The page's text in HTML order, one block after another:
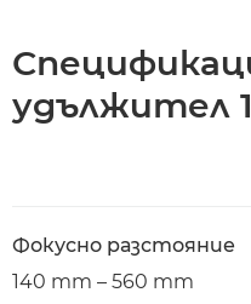
удължител
Фокусно разстояние
140 mm – 560 mm